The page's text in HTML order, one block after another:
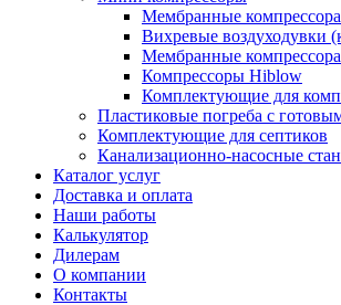
Мембранные
Вихревые воздуходувки
Мембранные
Компрессоры Hiblow
Комплектующие для
Пластиковые погреба с
Комплектующие для септиков
Канализационно-насосные
Каталог услуг
Доставка и оплата
Наши работы
Калькулятор
Дилерам
О компании
Контакты